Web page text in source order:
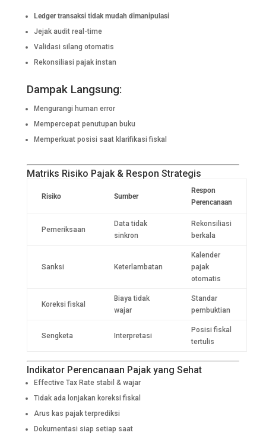
Ledger transaksi tidak mudah dimanipulasi
Jejak audit real-time
Validasi silang otomatis
Rekonsiliasi pajak instan
Dampak Langsung:
Mengurangi human error
Mempercepat penutupan buku
Memperkuat posisi saat klarifikasi fiskal
Matriks Risiko Pajak & Respon Strategis
Risiko Sumber
Respon
Perencanaan
Pemeriksaan
Data tidak
sinkron
Rekonsiliasi
berkala
Sanksi Keterlambatan
Kalender
pajak
otomatis
Koreksi fiskal
Biaya tidak
wajar
Standar
pembuktian
Sengketa Interpretasi
Posisi fiskal
tertulis
Indikator Perencanaan Pajak yang Sehat
Effective Tax Rate stabil & wajar
Tidak ada lonjakan koreksi fiskal
Arus kas pajak terprediksi
Dokumentasi siap setiap saat